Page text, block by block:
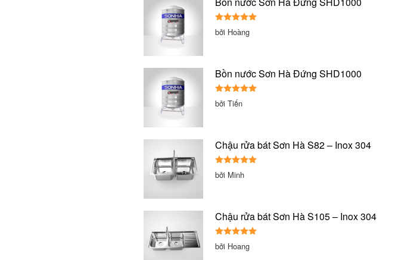
Được xếp
hạng55
bởi Hoàng
Bồn nước Sơn Hà Đứng SHD1000
Được xếp
hạng5 5
bởi Tiến
Chậu rửa bát Sơn Hà S82 – Inox 304
Được xếp
hạng55
bởi Minh
Chậu rửa bát Sơn Hà S105 – Inox 304
Được xếp
hạng55
bởi Hoang